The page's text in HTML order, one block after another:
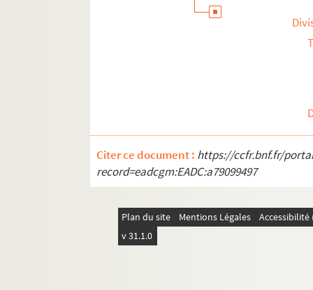
Citer ce document : https://ccfr.bnf.fr/
record=eadcgm:EADC:a79099497
Plan du site Mentions Légales
v 31.1.0